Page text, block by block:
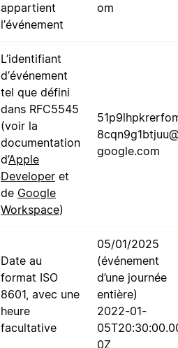
appartient
l’événement
om
L’identifiant
d’événement
tel que défini
dans RFC5545
(voir la
documentation
d’Apple
Developer et
de Google
Workspace)
google.com
Date au
format ISO
8601, avec une
heure
facultative
05/01/2025
(événement
d’une journée
entière)
2022-01-
0Z